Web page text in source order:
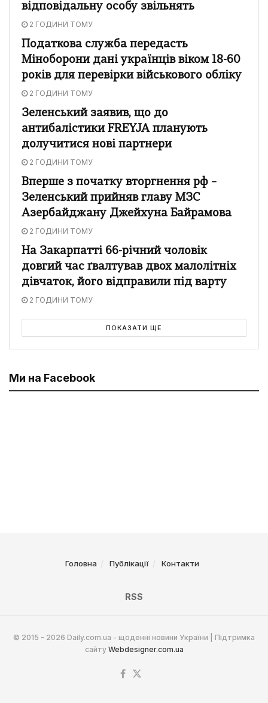
відповідальну особу звільнять
2 ГОДИНИ ТОМУ
Податкова служба передасть
Міноборони дані українців віком 18-60
років для перевірки військового обліку
2 ГОДИНИ ТОМУ
Зеленський заявив, що до
антибалістики FREYJA планують
долучитися нові партнери
2 ГОДИНИ ТОМУ
Вперше з початку вторгнення рф –
Зеленський прийняв главу МЗС
Азербайджану Джейхуна Байрамова
2 ГОДИНИ ТОМУ
На Закарпатті 66-річний чоловік
довгий час ґвалтував двох малолітніх
дівчаток, його відправили під варту
2 ГОДИНИ ТОМУ
ПОКАЗАТИ ЩЕ
Ми на Facebook
Головна Публікації Контакти
RSS
© 2015 - 2026 Daily.com.ua - щоденні новини України | Підтримка
сайту Webdesigner.com.ua